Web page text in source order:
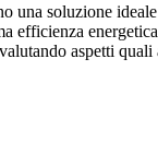
una soluzione
aspetti